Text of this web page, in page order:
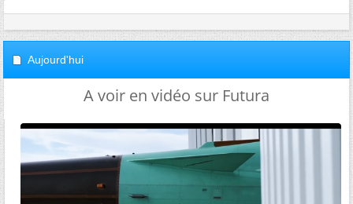
Aujourd'hui
A voir en vidéo sur Futura